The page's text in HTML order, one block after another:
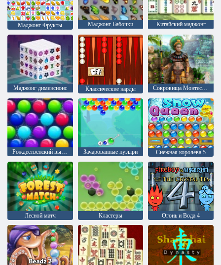
Маджонг Фрукты Маджонг Бабочки Китайский маджонг
Mаджонг дименсионс Классические нарды Сокровища Монтесумы 2
Рождественский выпуск: Забавные пузыри Зачарованные пузыри Снежная королева 5
Лесной матч Кластеры Огонь и Вода 4